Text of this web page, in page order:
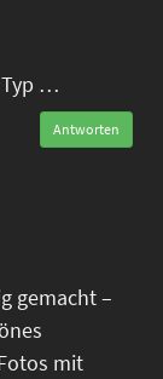
Typ …
Antworten
gemacht –
mit